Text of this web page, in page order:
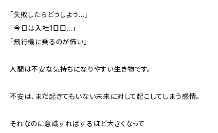
「失敗したらどうしよう…」
「今日は入社1日目…」
「飛行機に乗るのが怖い」
人間は不安な気持ちになりやすい生き物です。
不安は、まだ起きてもいない未来に対して起こしてしまう感情。
それなのに意識すればするほど大きくなって